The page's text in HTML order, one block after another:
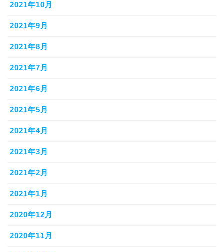
2021年10月
2021年9月
2021年8月
2021年7月
2021年6月
2021年5月
2021年4月
2021年3月
2021年2月
2021年1月
2020年12月
2020年11月